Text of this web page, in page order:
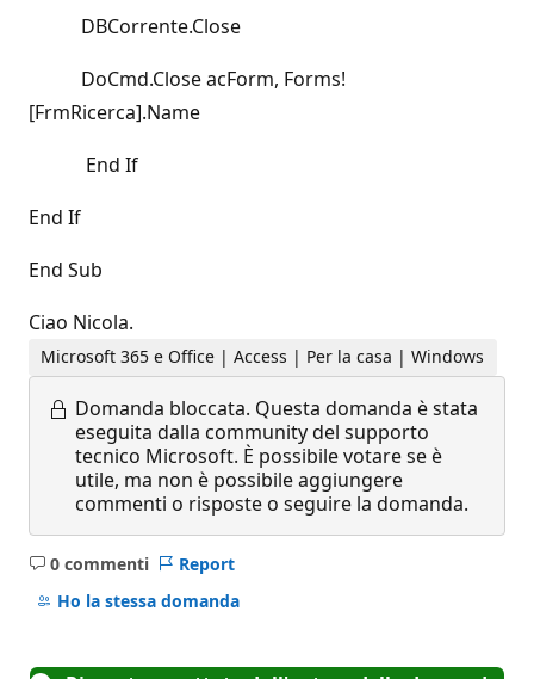
DBCorrente.Close
DoCmd.Close acForm, Forms!
[FrmRicerca].Name
End If
End If
End Sub
Ciao Nicola.
Microsoft 365 e Office | Access | Per la casa | Windows
Domanda bloccata. Questa domanda è stata
eseguita dalla community del supporto
tecnico Microsoft. È possibile votare se è
utile, ma non è possibile aggiungere
commenti o risposte o seguire la domanda.
0 commenti
Nessun
commento
Report
Ho la stessa domanda